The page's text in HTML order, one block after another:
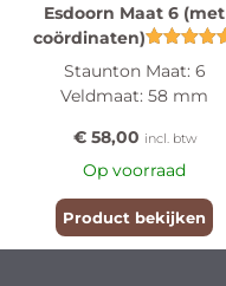
Esdoorn Maat 6 (met
coördinaten)
4.80
uit 5
Staunton Maat: 6
Veldmaat: 58 mm
€58,00 incl. btw
Op voorraad
Product bekijken